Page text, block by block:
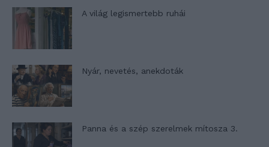
A világ legismertebb ruhái
Nyár, nevetés, anekdoták
Panna és a szép szerelmek mítosza 3.